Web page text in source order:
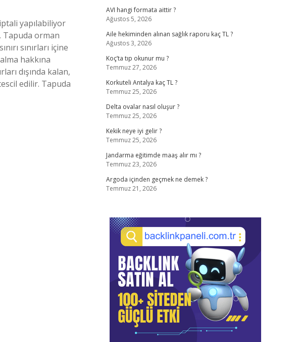
yapılabiliyor
Tapuda orman
sınırları içine
hakkına
dışında kalan,
edilir. Tapuda
AVI hangi formata aittir ?
Ağustos 5, 2026
Aile hekiminden alınan sağlık raporu kaç TL ?
Ağustos 3, 2026
Koç’ta tıp okunur mu ?
Temmuz 27, 2026
Korkuteli Antalya kaç TL ?
Temmuz 25, 2026
Delta ovalar nasıl oluşur ?
Temmuz 25, 2026
Kekik neye iyi gelir ?
Temmuz 25, 2026
Jandarma eğitimde maaş alır mı ?
Temmuz 23, 2026
Argoda içinden geçmek ne demek ?
Temmuz 21, 2026